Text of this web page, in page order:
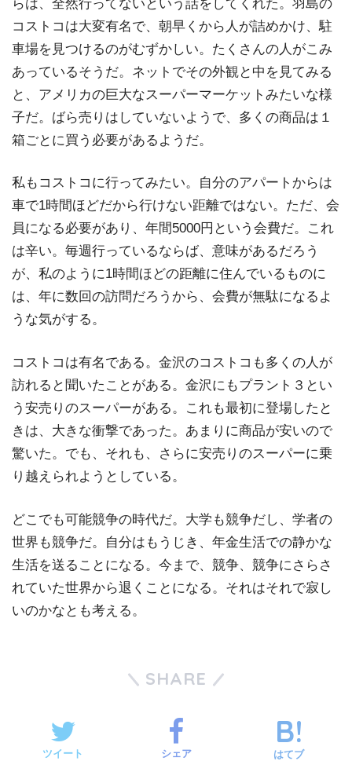
らは、全然行ってないという話をしてくれた。羽島の
コストコは大変有名で、朝早くから人が詰めかけ、駐
車場を見つけるのがむずかしい。たくさんの人がこみ
あっているそうだ。ネットでその外観と中を見てみる
と、アメリカの巨大なスーパーマーケットみたいな様
子だ。ばら売りはしていないようで、多くの商品は１
箱ごとに買う必要があるようだ。
私もコストコに行ってみたい。自分のアパートからは
車で1時間ほどだから行けない距離ではない。ただ、会
員になる必要があり、年間5000円という会費だ。これ
は辛い。毎週行っているならば、意味があるだろう
が、私のように1時間ほどの距離に住んでいるものに
は、年に数回の訪問だろうから、会費が無駄になるよ
うな気がする。
コストコは有名である。金沢のコストコも多くの人が
訪れると聞いたことがある。金沢にもプラント３とい
う安売りのスーパーがある。これも最初に登場したと
きは、大きな衝撃であった。あまりに商品が安いので
驚いた。でも、それも、さらに安売りのスーパーに乗
り越えられようとしている。
どこでも可能競争の時代だ。大学も競争だし、学者の
世界も競争だ。自分はもうじき、年金生活での静かな
生活を送ることになる。今まで、競争、競争にさらさ
れていた世界から退くことになる。それはそれで寂し
いのかなとも考える。
SHARE
ツイート シェア はてブ